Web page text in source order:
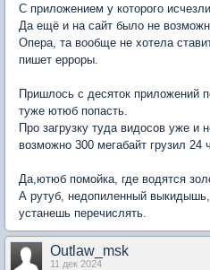
С приложением у которого
Да ещё и на сайт было не
Опера, та вообще не хотела
пишет ерроры.
Пришлось с десяток приложений
туже ютюб попасть.
Про загрузку туда видосов уже и
возможно 300 мегабайт грузил 24
Да,ютюб помойка, где водятся
А рутуб, недопиленный
устанешь перечислять.
Outlaw_msk
11 дек 2024